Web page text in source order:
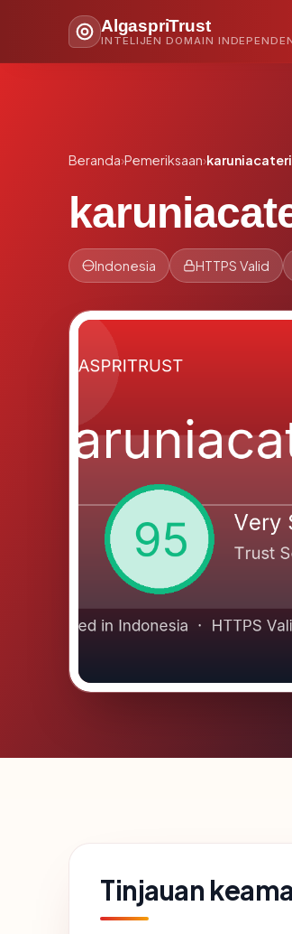
AlgaspriTrust
INTELIJEN DOMAIN
Beranda›Pemeriksaan›
Indonesia HTTPS Valid
Tinjauan